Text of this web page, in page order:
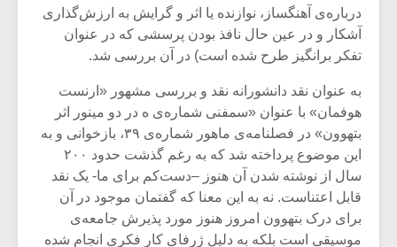
درباره‌ی آهنگساز، نوازنده یا اثر و گرایش به ارزش‌گذاری
آشکار و در عین حال نافذ بودن پرسشی که در عنوان
تفکر برانگیز طرح شده است) در آن بررسی شد.
به عنوان نقد دانشورانه نقد و بررسی مشهور «ارنست
هوفمان» با عنوان «سمفنی شماره‌ی ه در دو مینور اثر
بتهوون» در فصلنامه‌ی ماهور شماره‌ی ۳۹، بازخوانی و به
این موضوع پرداخته شد که به رغم گذشت حدود ۲۰۰
سال از نوشته شدن آن هنوز –دست‌کم برای ما- یک نقد
قابل اعتناست. نه به این معنا که گفتمان موجود در آن
برای درک بتهوون امروز هنوز مورد پذیرش جامعه‌ی
موسیقی است بلکه به دلیل ژرفای کار فکری انجام شده